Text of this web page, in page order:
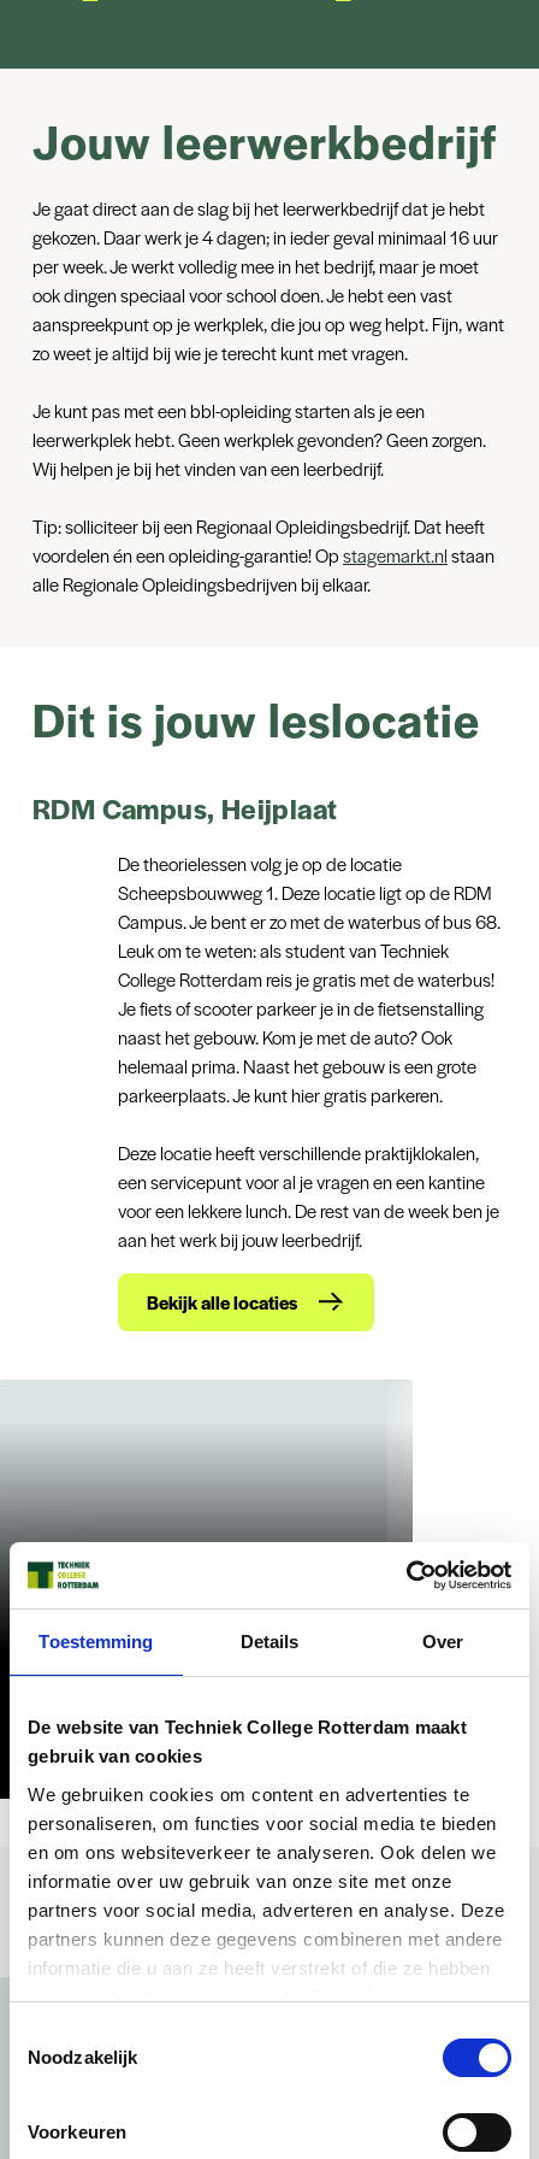
Toestemming Details Over
De website van Techniek College Rotterdam maakt
gebruik van cookies
We gebruiken cookies om content en advertenties te
personaliseren, om functies voor social media te bieden
en om ons websiteverkeer te analyseren. Ook delen we
informatie over uw gebruik van onze site met onze
partners voor social media, adverteren en analyse. Deze
partners kunnen deze gegevens combineren met andere
informatie die u aan ze heeft verstrekt of die ze hebben
verzameld op basis van uw gebruik van hun services.
Noodzakelijk
Voorkeuren
Bij het vak burgerschap komen onderwerpen aan bod die
zoveel mogelijk te maken hebben met het beroep dat je straks
Jouw leerwerkbedrijf
Je gaat direct aan de slag bij het leerwerkbedrijf dat je hebt
gekozen. Daar werk je 4 dagen; in ieder geval minimaal 16 uur
per week. Je werkt volledig mee in het bedrijf, maar je moet
ook dingen speciaal voor school doen. Je hebt een vast
aanspreekpunt op je werkplek, die jou op weg helpt. Fijn, want
zo weet je altijd bij wie je terecht kunt met vragen.
Je kunt pas met een bbl-opleiding starten als je een
leerwerkplek hebt. Geen werkplek gevonden? Geen zorgen.
Wij helpen je bij het vinden van een leerbedrijf.
Tip: solliciteer bij een Regionaal Opleidingsbedrijf. Dat heeft
voordelen én een opleiding-garantie! Opstagemarkt.nlstaan
alle Regionale Opleidingsbedrijven bij elkaar.
Scheepsbouwweg 1
Scheepsbouwweg 1
088 945 45 00
Dit is jouw leslocatie
RDM Campus, Heijplaat
De theorielessen volg je op de locatie
Scheepsbouwweg 1. Deze locatie ligt op de RDM
Campus. Je bent er zo met de waterbus of bus 68.
Leuk om te weten: als student van Techniek
College Rotterdam reis je gratis met de waterbus!
Je fiets of scooter parkeer je in de fietsenstalling
naast het gebouw. Kom je met de auto? Ook
helemaal prima. Naast het gebouw is een grote
parkeerplaats. Je kunt hier gratis parkeren.
Deze locatie heeft verschillende praktijklokalen,
een servicepunt voor al je vragen en een kantine
voor een lekkere lunch. De rest van de week ben je
aan het werk bij jouw leerbedrijf.
Bekijk alle locaties
Opleiding in cijfers